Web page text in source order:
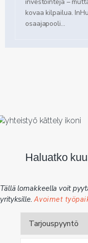
kovaa kilpailua.
osaajapooli...
Haluatko
Tällä lomakkeella voit
yrityksille.Avoimet